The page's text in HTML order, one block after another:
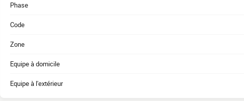
Phase
Code
Zone
Equipe à domicile
Equipe à l'extérieur